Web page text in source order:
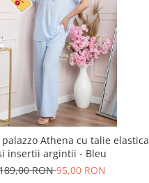
Athena cu talie elastica
insertii argintii - Bleu
RON95,00 RON